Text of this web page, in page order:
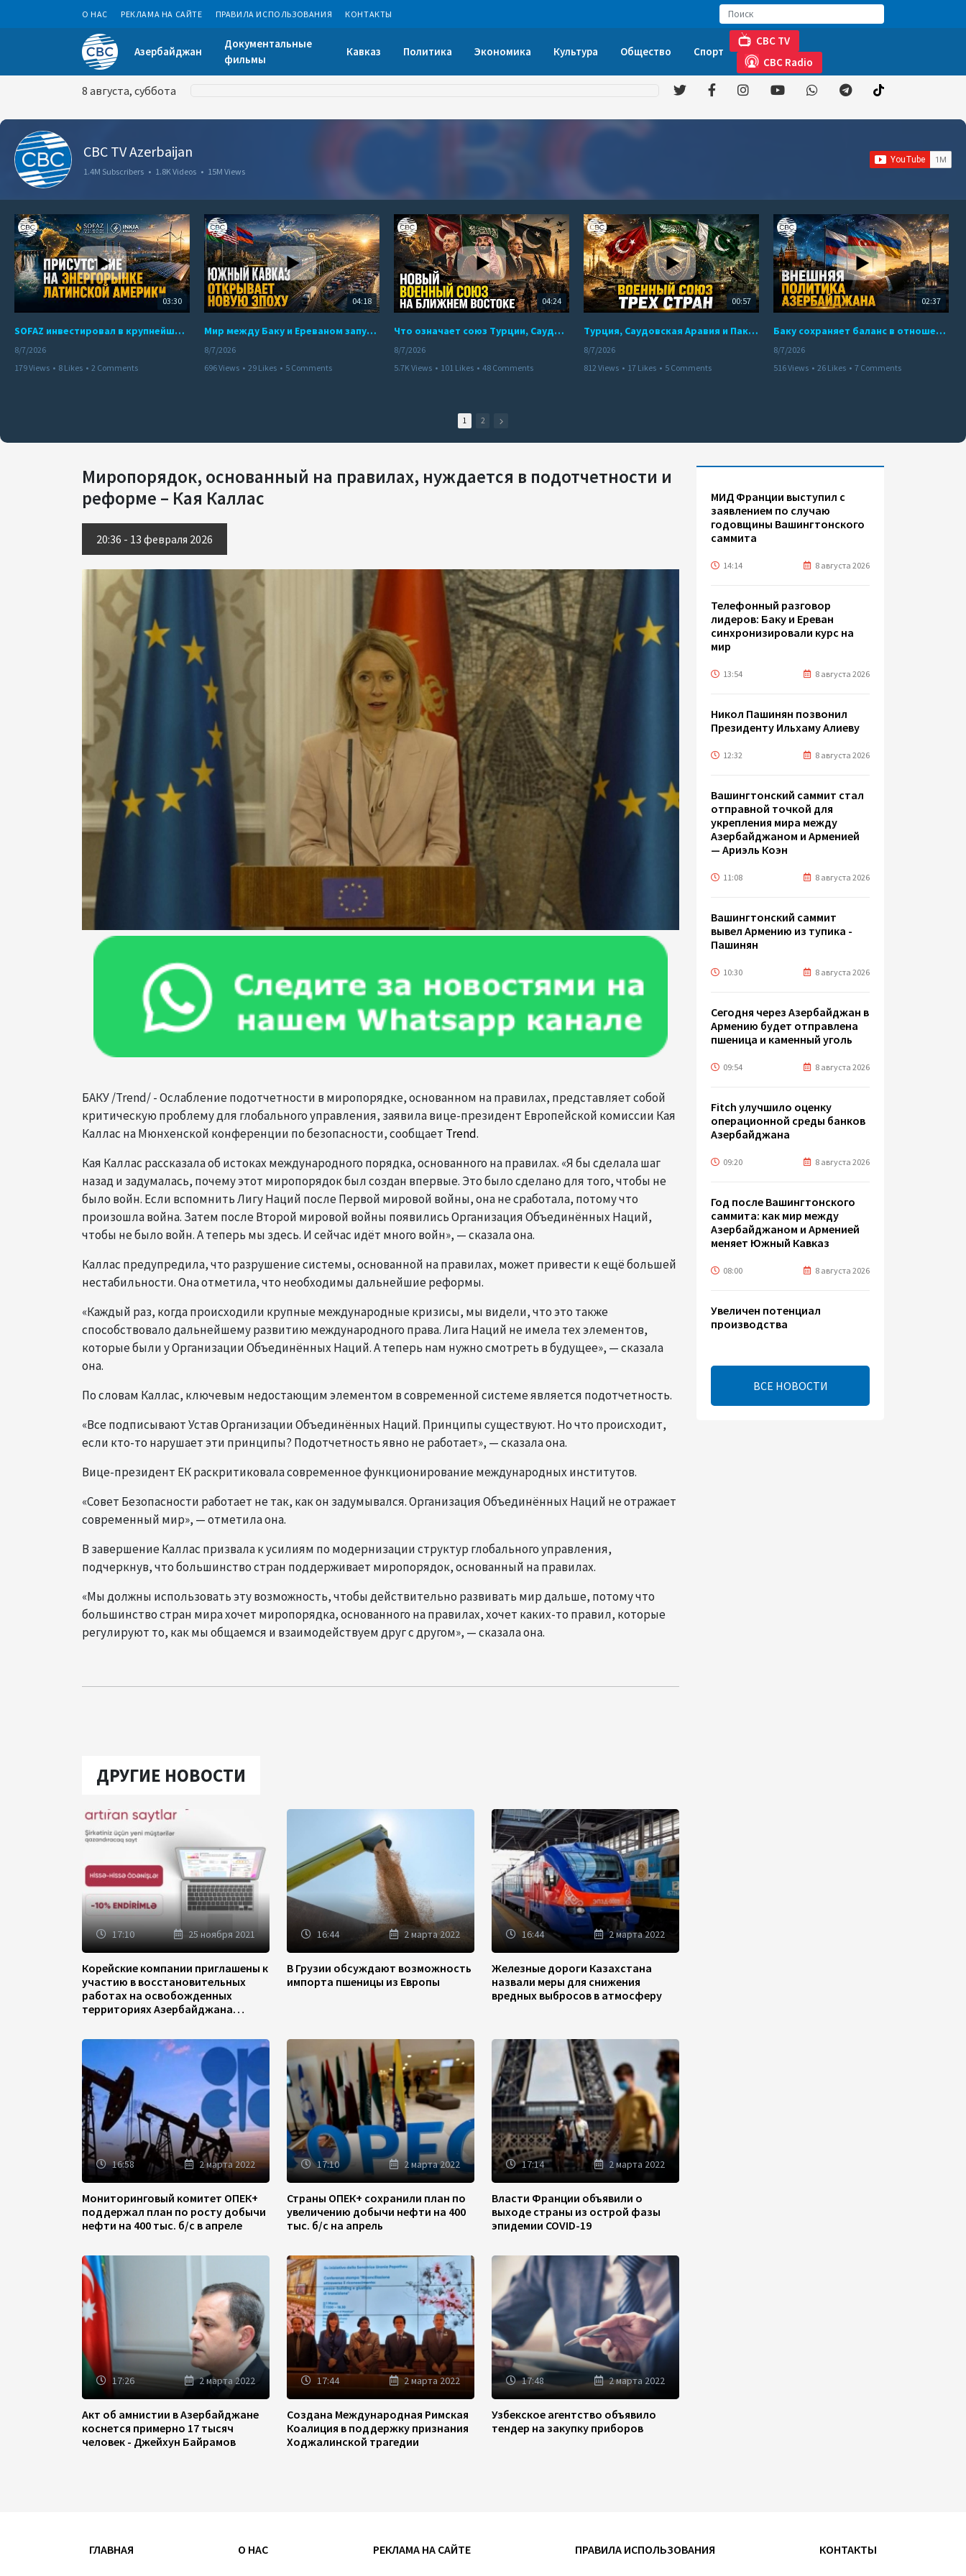
О НАС РЕКЛАМА НА САЙТЕ ПРАВИЛА ИСПОЛЬЗОВАНИЯ КОНТАКТЫ
Азербайджан
Документальные
фильмы
Кавказ Политика Экономика Культура Общество Спорт
CBC TV
CBC Radio
8 августа, суббота
CBC TV Azerbaijan
1.4M Subscribers • 1.8K Videos • 15M Views
03:30
SOFAZ инвестировал в крупнейшего независимого производителя электроэнергии Перу
8/7/2026
179 Views • 8 Likes • 2 Comments
04:18
Мир между Баку и Ереваном запускает крупные логистические проекты
8/7/2026
696 Views • 29 Likes • 5 Comments
04:24
Что означает союз Турции, Саудовской Аравии и Пакистана?
8/7/2026
5.7K Views • 101 Likes • 48 Comments
00:57
Турция, Саудовская Аравия и Пакистан подписали соглашение о совместной обороне
8/7/2026
812 Views • 17 Likes • 5 Comments
02:37
Баку сохраняет баланс в отношениях с Москвой и Киевом
8/7/2026
516 Views • 26 Likes • 7 Comments
1 2
Миропорядок, основанный на правилах, нуждается в подотчетности и
реформе – Кая Каллас
20:36 - 13 февраля 2026
БАКУ /Trend/ - Ослабление подотчетности в миропорядке, основанном на правилах, представляет собой
критическую проблему для глобального управления, заявила вице-президент Европейской комиссии Кая
Каллас на Мюнхенской конференции по безопасности, сообщает Trend.
Кая Каллас рассказала об истоках международного порядка, основанного на правилах. «Я бы сделала шаг
назад и задумалась, почему этот миропорядок был создан впервые. Это было сделано для того, чтобы не
было войн. Если вспомнить Лигу Наций после Первой мировой войны, она не сработала, потому что
произошла война. Затем после Второй мировой войны появились Организация Объединённых Наций,
чтобы не было войн. А теперь мы здесь. И сейчас идёт много войн», — сказала она.
Каллас предупредила, что разрушение системы, основанной на правилах, может привести к ещё большей
нестабильности. Она отметила, что необходимы дальнейшие реформы.
«Каждый раз, когда происходили крупные международные кризисы, мы видели, что это также
способствовало дальнейшему развитию международного права. Лига Наций не имела тех элементов,
которые были у Организации Объединённых Наций. А теперь нам нужно смотреть в будущее», — сказала
она.
По словам Каллас, ключевым недостающим элементом в современной системе является подотчетность.
«Все подписывают Устав Организации Объединённых Наций. Принципы существуют. Но что происходит,
если кто-то нарушает эти принципы? Подотчетность явно не работает», — сказала она.
Вице-президент ЕК раскритиковала современное функционирование международных институтов.
«Совет Безопасности работает не так, как он задумывался. Организация Объединённых Наций не отражает
современный мир», — отметила она.
В завершение Каллас призвала к усилиям по модернизации структур глобального управления,
подчеркнув, что большинство стран поддерживает миропорядок, основанный на правилах.
«Мы должны использовать эту возможность, чтобы действительно развивать мир дальше, потому что
большинство стран мира хочет миропорядка, основанного на правилах, хочет каких-то правил, которые
регулируют то, как мы общаемся и взаимодействуем друг с другом», — сказала она.
ДРУГИЕ НОВОСТИ
17:10 25 ноября 2021
Корейские компании приглашены к
участию в восстановительных
работах на освобожденных
территориях Азербайджана
16:44 2 марта 2022
В Грузии обсуждают возможность
импорта пшеницы из Европы
16:44 2 марта 2022
Железные дороги Казахстана
назвали меры для снижения
вредных выбросов в атмосферу
16:58 2 марта 2022
Мониторинговый комитет ОПЕК+
поддержал план по росту добычи
нефти на 400 тыс. б/с в апреле
17:10 2 марта 2022
Страны ОПЕК+ сохранили план по
увеличению добычи нефти на 400
тыс. б/с на апрель
17:14 2 марта 2022
Власти Франции объявили о
выходе страны из острой фазы
эпидемии COVID-19
17:26 2 марта 2022
Акт об амнистии в Азербайджане
коснется примерно 17 тысяч
человек - Джейхун Байрамов
17:44 2 марта 2022
Создана Международная Римская
Коалиция в поддержку признания
Ходжалинской трагедии
17:48 2 марта 2022
Узбекское агентство объявило
тендер на закупку приборов
МИД Франции выступил с
заявлением по случаю
годовщины Вашингтонского
саммита
14:14 8 августа 2026
Телефонный разговор
лидеров: Баку и Ереван
синхронизировали курс на
мир
13:54 8 августа 2026
Никол Пашинян позвонил
Президенту Ильхаму Алиеву
12:32 8 августа 2026
Вашингтонский саммит стал
отправной точкой для
укрепления мира между
Азербайджаном и Арменией
— Ариэль Коэн
11:08 8 августа 2026
Вашингтонский саммит
вывел Армению из тупика -
Пашинян
10:30 8 августа 2026
Сегодня через Азербайджан в
Армению будет отправлена
пшеница и каменный уголь
09:54 8 августа 2026
Fitch улучшило оценку
операционной среды банков
Азербайджана
09:20 8 августа 2026
Год после Вашингтонского
саммита: как мир между
Азербайджаном и Арменией
меняет Южный Кавказ
08:00 8 августа 2026
Увеличен потенциал
производства
Ирфан Давудов назначен
послом Азербайджана в
ВСЕ НОВОСТИ
ГЛАВНАЯ О НАС РЕКЛАМА НА САЙТЕ ПРАВИЛА ИСПОЛЬЗОВАНИЯ КОНТАКТЫ